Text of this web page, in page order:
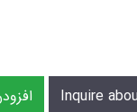
Inquire